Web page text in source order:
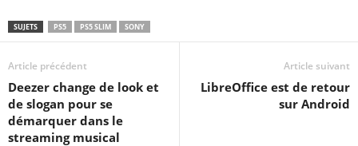
SUJETS PS5 PS5 SLIM SONY
Article précédent
Deezer change de look et
de slogan pour se
démarquer dans le
streaming musical
Article suivant
LibreOffice est de retour
sur Android